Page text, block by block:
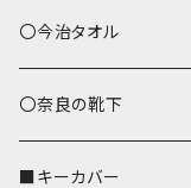
あずまバッグ
トートバッグ（L）
バッグインバッグ
シマエナガ
ハシビロコウ
オカメインコ
〇今治タオル
〇奈良の靴下
■キーカバー